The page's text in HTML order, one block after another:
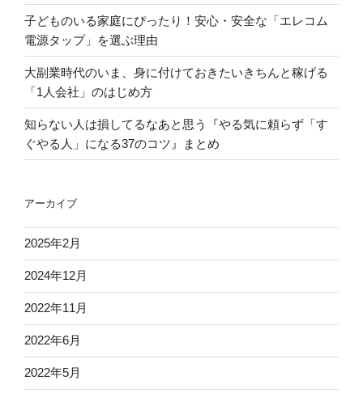
子どものいる家庭にぴったり！安心・安全な「エレコム
電源タップ」を選ぶ理由
大副業時代のいま、身に付けておきたいきちんと稼げる
「1人会社」のはじめ方
知らない人は損してるなあと思う『やる気に頼らず「す
ぐやる人」になる37のコツ』まとめ
アーカイブ
2025年2月
2024年12月
2022年11月
2022年6月
2022年5月